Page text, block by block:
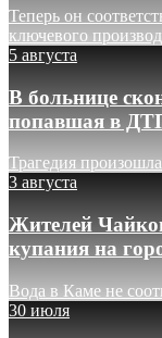
Теперь он
ключевого
5 августа
В больнице
попавшая в
Трагедия
3 августа
Жителей
купания на
Вода в Каме не
30 июля